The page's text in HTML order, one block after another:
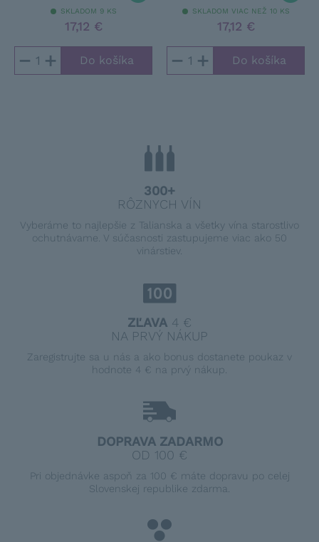
SKLADOM 9 KS
17,12 €
− +
SKLADOM VIAC NEŽ 10 KS
17,12 €
− +
300+
RÔZNYCH VÍN
Vyberáme to najlepšie z Talianska a všetky vína starostlivo
ochutnávame. V súčasnosti zastupujeme viac ako 50
vinárstiev.
ZĽAVA 4 €
NA PRVÝ NÁKUP
Zaregistrujte sa u nás a ako bonus dostanete poukaz v
hodnote 4 € na prvý nákup.
DOPRAVA ZADARMO
OD 100 €
Pri objednávke aspoň za 100 € máte dopravu po celej
Slovenskej republike zdarma.